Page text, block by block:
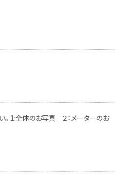
1:全体のお写真 ２：メーターのお